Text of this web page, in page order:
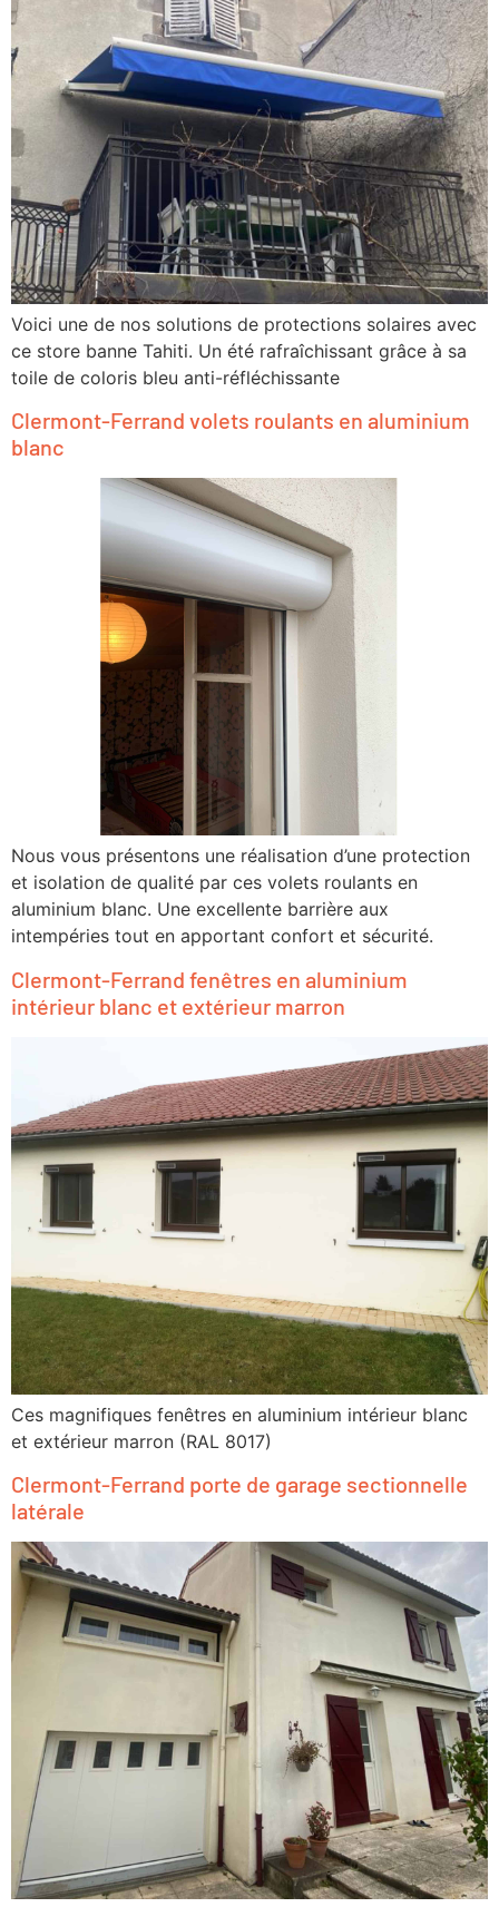
Voici une de nos solutions de protections solaires avec
ce store banne Tahiti. Un été rafraîchissant grâce à sa
toile de coloris bleu anti-réfléchissante
Clermont-Ferrand volets roulants en aluminium
blanc
Nous vous présentons une réalisation d’une protection
et isolation de qualité par ces volets roulants en
aluminium blanc. Une excellente barrière aux
intempéries tout en apportant confort et sécurité.
Clermont-Ferrand fenêtres en aluminium
intérieur blanc et extérieur marron
Ces magnifiques fenêtres en aluminium intérieur blanc
et extérieur marron (RAL 8017)
Clermont-Ferrand porte de garage sectionnelle
latérale